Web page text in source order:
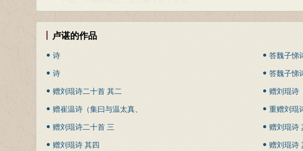
咸康四年（338），后赵与慕容皝联手攻灭段国，段辽出逃。刘群、卢谌
流离将近二十年。之后，入仕后赵，先后任中书侍郎、国子祭酒和侍中等职。
永和五年（349），后赵皇帝石虎去世，诸子争位，国内大乱。同年石鉴即
事中郎尔。”
襄国被杀
永和六年（350），冉闵杀石鉴建立冉魏。卢谌在冉魏官拜中书监。十一月
胤为大单于、骠骑大将军，将一千降胡配在他的麾下。韦謏劝谏冉闵诛杀降胡
（351）二月，冉闵围襄国百余日而不能攻克，石祗则向燕王慕容儁、姚弋仲求
1.卢邈（卢偃之子），入仕慕容氏，官至范阳太守。
曾孙
1.卢玄（421-473）（卢邈之子），仕北魏，曾出使南朝宋。
2.卢溥（卢玄从祖兄），其祖父姓名不详，后燕永康末年作乱。
3.卢循（卢嘏之子），东晋末年与孙恩在吴会发起卢循孙恩之乱。
姨丈：刘琨，晋司空、并州刺史。
姨母（晋代当称从母）：崔氏，刘琨之妻。
卢谌的作品
诗
答魏子悌
诗
答魏子悌
赠刘琨诗二十首 其二
赠刘琨诗
其三
赠崔温诗（集曰与温太真、
崔道儒。）
重赠刘琨
赠刘琨诗二十首 三
赠刘琨诗
赠刘琨诗 其四
赠刘琨诗